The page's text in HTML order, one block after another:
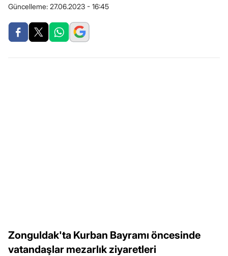
Güncelleme: 27.06.2023 - 16:45
Zonguldak'ta Kurban Bayramı öncesinde
vatandaşlar mezarlık ziyaretleri